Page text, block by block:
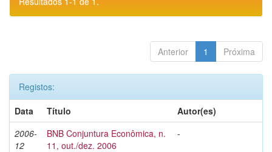
Anterior 1 Próxima
Registos:
Data
Título
Autor(es)
2006-
12
BNB Conjuntura Econômica, n.
11, out./dez. 2006
-